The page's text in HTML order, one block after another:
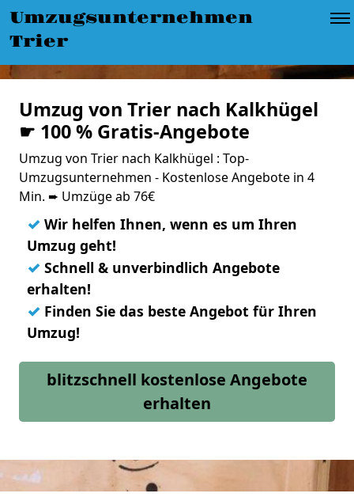
Umzugsunternehmen
Trier
Umzug von Trier nach Kalkhügel
☛ 100 % Gratis-Angebote
Umzug von Trier nach Kalkhügel : Top-
Umzugsunternehmen - Kostenlose Angebote in 4
Min. ➨ Umzüge ab 76€
✓ Wir helfen Ihnen, wenn es um Ihren
Umzug geht!
✓ Schnell & unverbindlich Angebote
erhalten!
✓ Finden Sie das beste Angebot für Ihren
Umzug!
blitzschnell kostenlose Angebote
erhalten